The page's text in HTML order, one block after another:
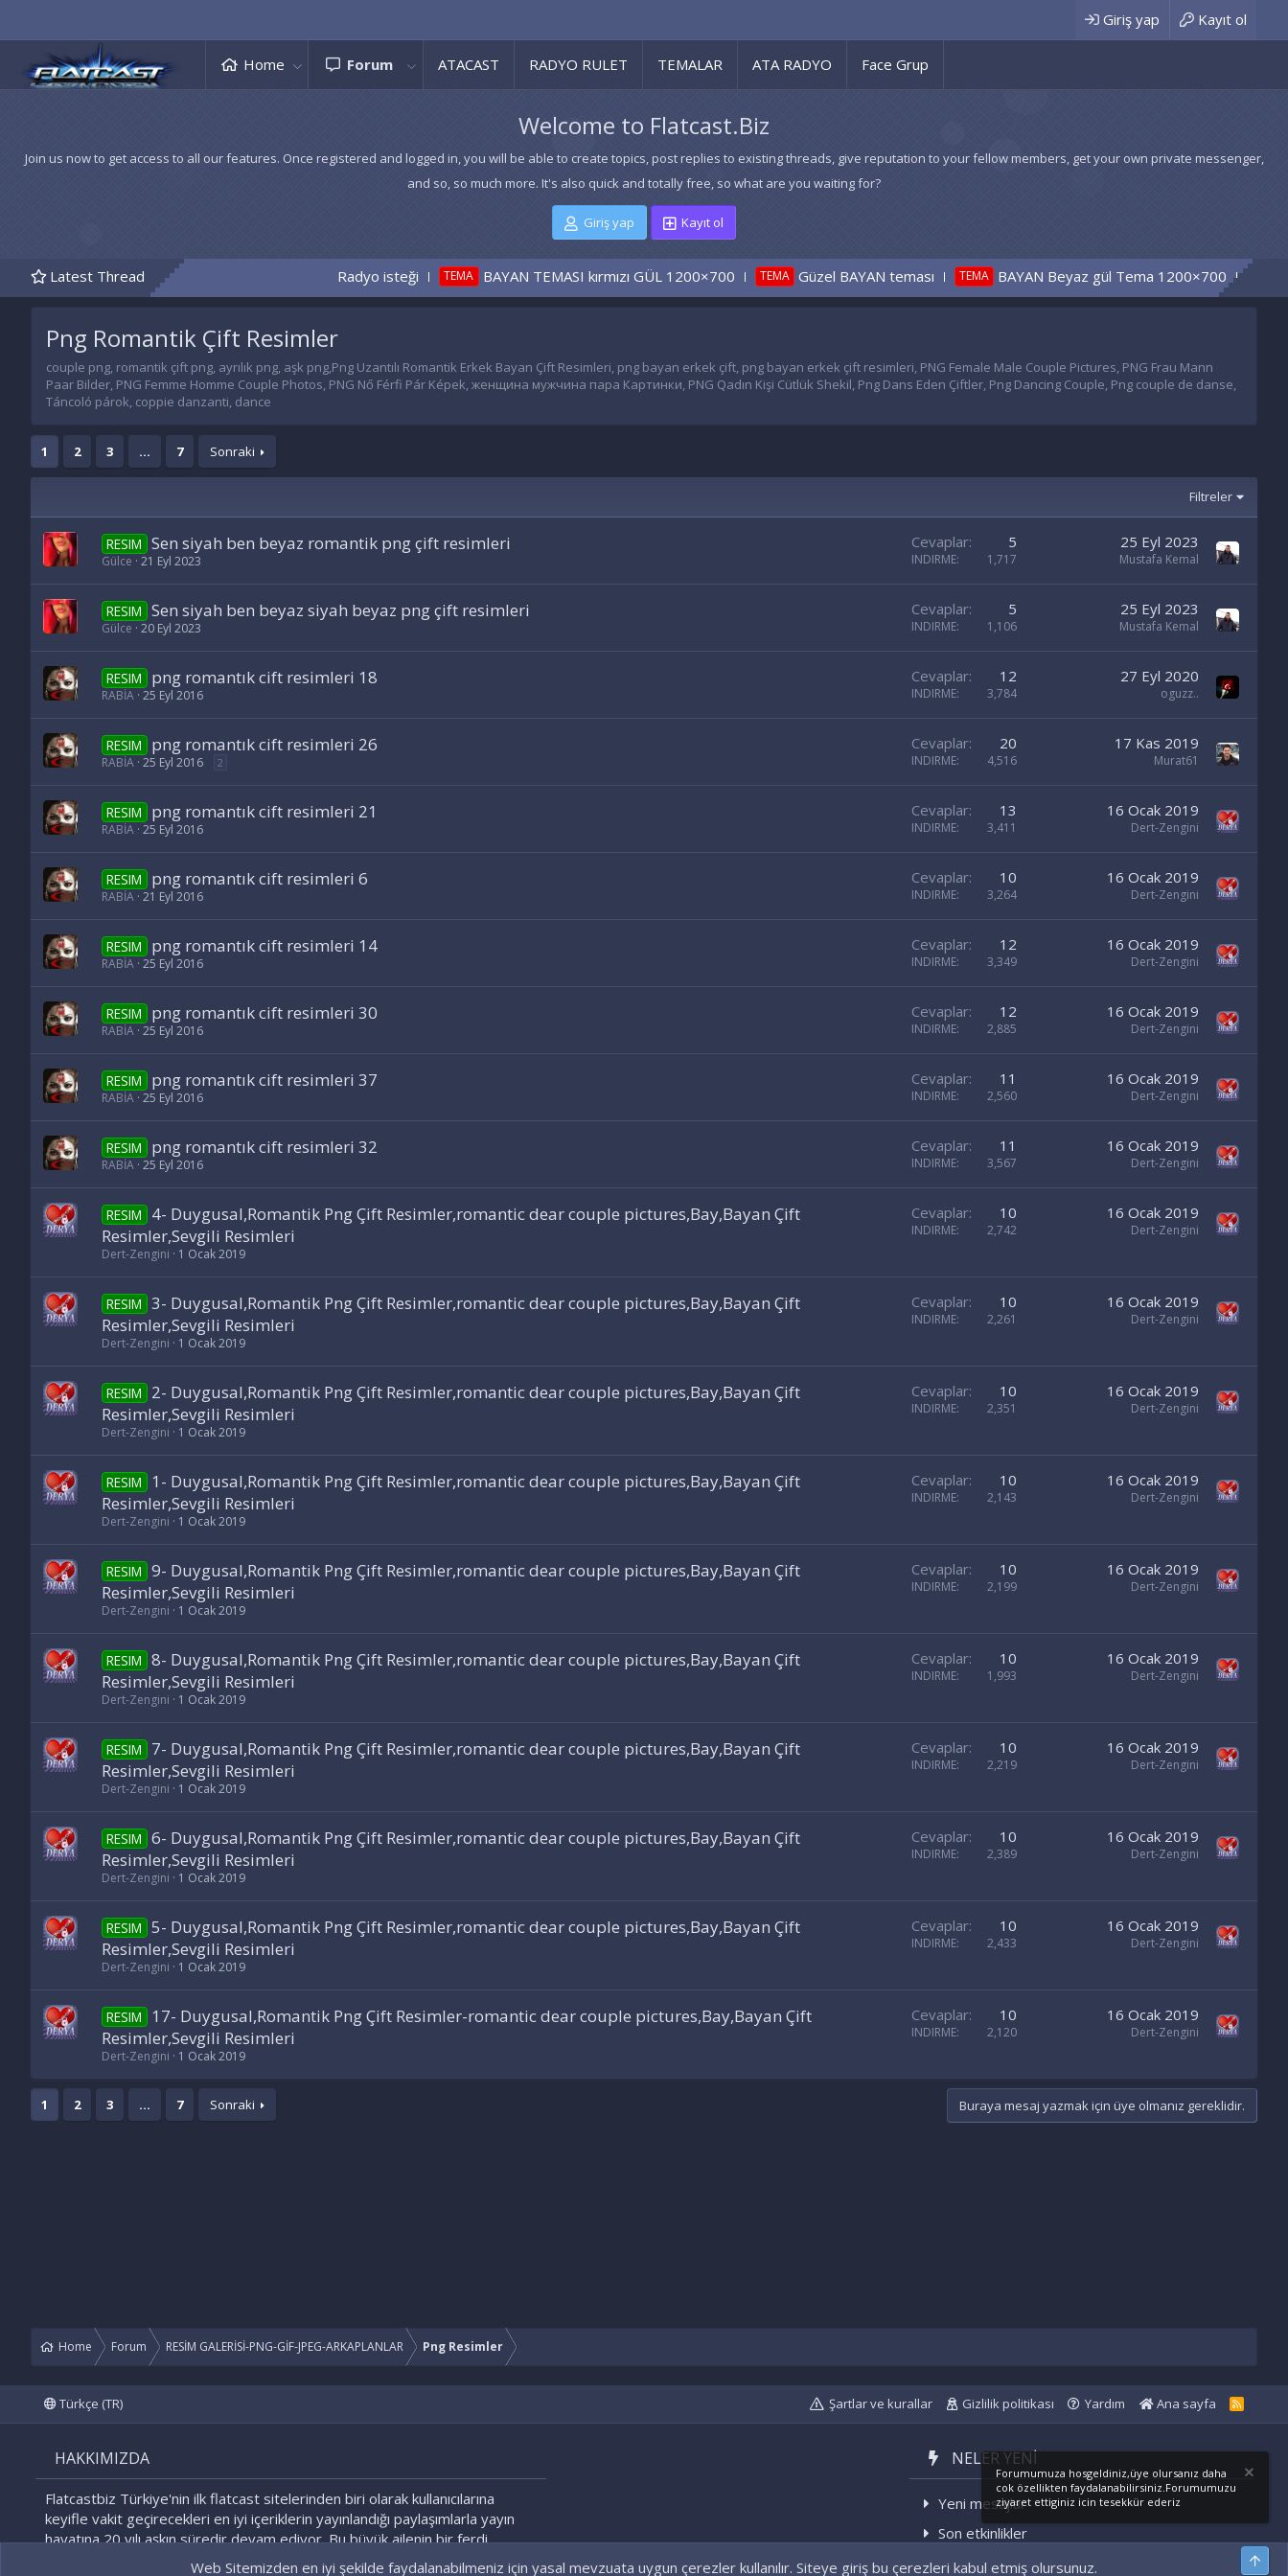
Giriş yap Kayıt ol
Home Forum ATACAST RADYO RULET TEMALAR ATA RADYO Face Grup
Welcome to Flatcast.Biz
Join us now to get access to all our features. Once registered and logged in, you will be able to create topics, post replies to existing threads, give reputation to your fellow members, get your own private messenger,
and so, so much more. It's also quick and totally free, so what are you waiting for?
Giriş yap Kayıt ol
Latest Thread Radyo isteği TEMA BAYAN TEMASI kırmızı GÜL 1200×700 TEMA Güzel BAYAN teması TEMA BAYAN Beyaz gül Tema 1200×700 CÖZÜLDÜ
Png Romantik Çift Resimler
couple png, romantik çift png, ayrılık png, aşk png,Png Uzantılı Romantik Erkek Bayan Çift Resimleri, png bayan erkek çift, png bayan erkek çift resimleri, PNG Female Male Couple Pictures, PNG Frau Mann
Paar Bilder, PNG Femme Homme Couple Photos, PNG Nő Férfi Pár Képek, женщина мужчина пара Картинки, PNG Qadın Kişi Cütlük Shekil​, Png Dans Eden Çiftler, Png Dancing Couple, Png couple de danse,
Táncoló párok, coppie danzanti, dance
1 2 3 … 7 Sonraki
Filtreler
RESIM Sen siyah ben beyaz romantik png çift resimleri
Gülce 21 Eyl 2023
Cevaplar 5
INDIRME 1,717
25 Eyl 2023
Mustafa Kemal
RESIM Sen siyah ben beyaz siyah beyaz png çift resimleri
Gülce 20 Eyl 2023
Cevaplar 5
INDIRME 1,106
25 Eyl 2023
Mustafa Kemal
RESIM png romantık cift resimleri 18
RABİA 25 Eyl 2016
Cevaplar 12
INDIRME 3,784
27 Eyl 2020
oguzz..
RESIM png romantık cift resimleri 26
RABİA 25 Eyl 2016 2
Cevaplar 20
INDIRME 4,516
17 Kas 2019
Murat61
RESIM png romantık cift resimleri 21
RABİA 25 Eyl 2016
Cevaplar 13
INDIRME 3,411
16 Ocak 2019
Dert-Zengini
RESIM png romantık cift resimleri 6
RABİA 21 Eyl 2016
Cevaplar 10
INDIRME 3,264
16 Ocak 2019
Dert-Zengini
RESIM png romantık cift resimleri 14
RABİA 25 Eyl 2016
Cevaplar 12
INDIRME 3,349
16 Ocak 2019
Dert-Zengini
RESIM png romantık cift resimleri 30
RABİA 25 Eyl 2016
Cevaplar 12
INDIRME 2,885
16 Ocak 2019
Dert-Zengini
RESIM png romantık cift resimleri 37
RABİA 25 Eyl 2016
Cevaplar 11
INDIRME 2,560
16 Ocak 2019
Dert-Zengini
RESIM png romantık cift resimleri 32
RABİA 25 Eyl 2016
Cevaplar 11
INDIRME 3,567
16 Ocak 2019
Dert-Zengini
RESIM
4- Duygusal,Romantik Png Çift Resimler,romantic dear couple pictures,Bay,Bayan Çift
Resimler,Sevgili Resimleri
Dert-Zengini 1 Ocak 2019
Cevaplar 10
INDIRME 2,742
16 Ocak 2019
Dert-Zengini
RESIM 3- Duygusal,Romantik Png Çift Resimler,romantic dear couple pictures,Bay,Bayan Çift
Resimler,Sevgili Resimleri
Dert-Zengini 1 Ocak 2019
Cevaplar 10
INDIRME 2,261
16 Ocak 2019
Dert-Zengini
RESIM
2- Duygusal,Romantik Png Çift Resimler,romantic dear couple pictures,Bay,Bayan Çift
Resimler,Sevgili Resimleri
Dert-Zengini 1 Ocak 2019
Cevaplar 10
INDIRME 2,351
16 Ocak 2019
Dert-Zengini
RESIM
1- Duygusal,Romantik Png Çift Resimler,romantic dear couple pictures,Bay,Bayan Çift
Resimler,Sevgili Resimleri
Dert-Zengini 1 Ocak 2019
Cevaplar 10
INDIRME 2,143
16 Ocak 2019
Dert-Zengini
RESIM 9- Duygusal,Romantik Png Çift Resimler,romantic dear couple pictures,Bay,Bayan Çift
Resimler,Sevgili Resimleri
Dert-Zengini 1 Ocak 2019
Cevaplar 10
INDIRME 2,199
16 Ocak 2019
Dert-Zengini
RESIM 8- Duygusal,Romantik Png Çift Resimler,romantic dear couple pictures,Bay,Bayan Çift
Resimler,Sevgili Resimleri
Dert-Zengini 1 Ocak 2019
Cevaplar 10
INDIRME 1,993
16 Ocak 2019
Dert-Zengini
RESIM
7- Duygusal,Romantik Png Çift Resimler,romantic dear couple pictures,Bay,Bayan Çift
Resimler,Sevgili Resimleri
Dert-Zengini 1 Ocak 2019
Cevaplar 10
INDIRME 2,219
16 Ocak 2019
Dert-Zengini
RESIM 6- Duygusal,Romantik Png Çift Resimler,romantic dear couple pictures,Bay,Bayan Çift
Resimler,Sevgili Resimleri
Dert-Zengini 1 Ocak 2019
Cevaplar 10
INDIRME 2,389
16 Ocak 2019
Dert-Zengini
RESIM 5- Duygusal,Romantik Png Çift Resimler,romantic dear couple pictures,Bay,Bayan Çift
Resimler,Sevgili Resimleri
Dert-Zengini 1 Ocak 2019
Cevaplar 10
INDIRME 2,433
16 Ocak 2019
Dert-Zengini
RESIM
17- Duygusal,Romantik Png Çift Resimler-romantic dear couple pictures,Bay,Bayan Çift
Resimler,Sevgili Resimleri
Dert-Zengini 1 Ocak 2019
Cevaplar 10
INDIRME 2,120
16 Ocak 2019
Dert-Zengini
1 2 3 … 7 Sonraki Buraya mesaj yazmak için üye olmanız gereklidir.
Home Forum RESİM GALERİSİ-PNG-GİF-JPEG-ARKAPLANLAR Png Resimler
Türkçe (TR) Şartlar ve kurallar Gizlilik politikası Yardım Ana sayfa
R
HAKKIMIZDA
Flatcastbiz Türkiye'nin ilk flatcast sitelerinden biri olarak kullanıcılarına
keyifle vakit geçirecekleri en iyi içeriklerin yayınlandığı paylaşımlarla yayın
hayatına 20 yılı aşkın süredir devam ediyor. Bu büyük ailenin bir ferdi
olmaktan gurur duyacağınızı biliyoruz!
NELER YENI
Yeni mesajlar
Son etkinlikler
Forumumuza hosgeldiniz,üye olursanız daha
cok özellikten faydalanabilirsiniz.Forumumuzu
ziyaret ettiginiz icin tesekkür ederiz
Web Sitemizden en iyi şekilde faydalanabilmeniz için yasal mevzuata uygun çerezler kullanılır. Siteye giriş bu çerezleri kabul etmiş olursunuz. Üst